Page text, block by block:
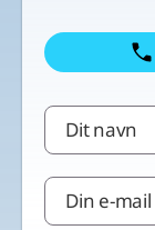
Dit navn
Din e-mail